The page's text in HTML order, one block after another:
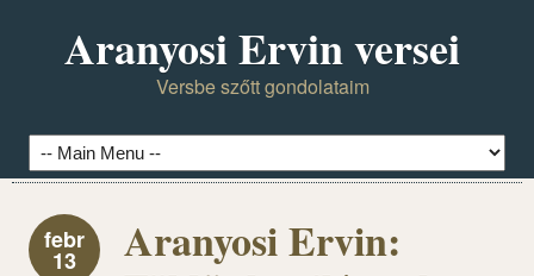
Aranyosi Ervin versei
Versbe szőtt gondolataim
febr
13
Aranyosi Ervin: